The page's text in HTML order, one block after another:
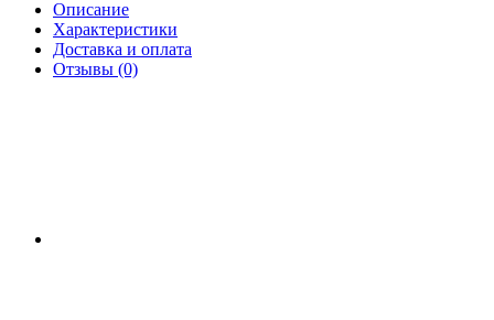
Описание
Характеристики
Доставка и оплата
Отзывы (0)